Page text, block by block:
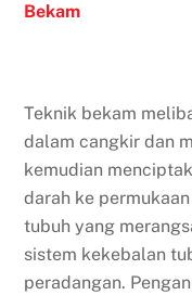
Bekam
Teknik bekam
dalam cangkir dan
kemudian
darah ke
tubuh yang
sistem kekebalan
peradangan.